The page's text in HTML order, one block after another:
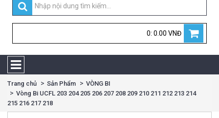
0: 0.00 VNĐ
Trang chủ Sản Phẩm
VÒNG BI
Vòng Bi UCFL 203 204 205 206 207 208 209 210 211 212 213 214
215 216 217 218